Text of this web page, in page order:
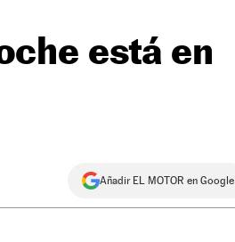
está en
Añadir EL MOTOR en Google